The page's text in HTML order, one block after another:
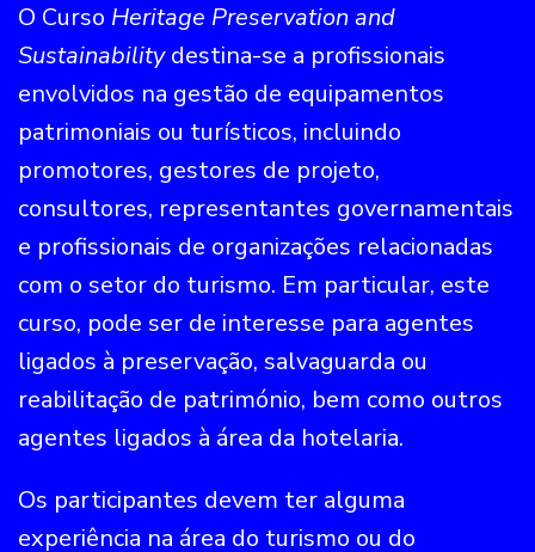
O Curso Heritage Preservation and
Sustainabilitydestina-se a profissionais
envolvidos na gestão de equipamentos
patrimoniais ou turísticos, incluindo
promotores, gestores de projeto,
consultores, representantes governamentais
e profissionais de organizações relacionadas
com o setor do turismo. Em particular, este
curso, pode ser de interesse para agentes
ligados à preservação, salvaguarda ou
reabilitação de património, bem como outros
agentes ligados à área da hotelaria.
Os participantes devem ter alguma
experiência na área do turismo ou do